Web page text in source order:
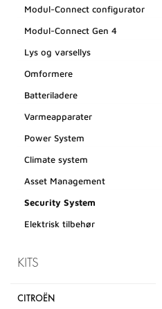
Modul-Connect configurator
Modul-Connect Gen 4
Lys og varsellys
Omformere
Batteriladere
Varmeapparater
Power System
Climate system
Asset Management
Security System
Elektrisk tilbehør
KITS
CITROËN